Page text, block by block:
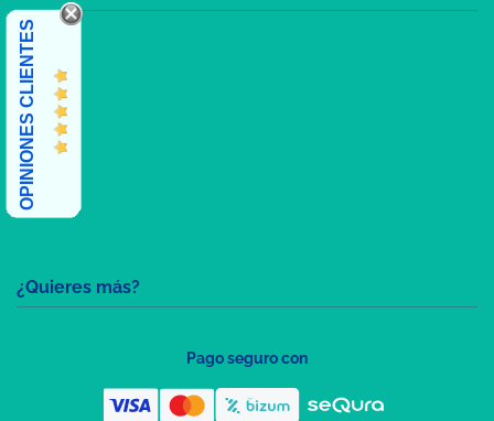
¿Quieres más?
OPINIONES CLIENTES
Pago seguro con